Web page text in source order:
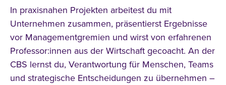
In praxisnahen Projekten arbeitest du mit
Unternehmen zusammen, präsentierst Ergebnisse
vor Managementgremien und wirst von erfahrenen
Professor:innen aus der Wirtschaft gecoacht. An der
CBS lernst du, Verantwortung für Menschen, Teams
und strategische Entscheidungen zu übernehmen –